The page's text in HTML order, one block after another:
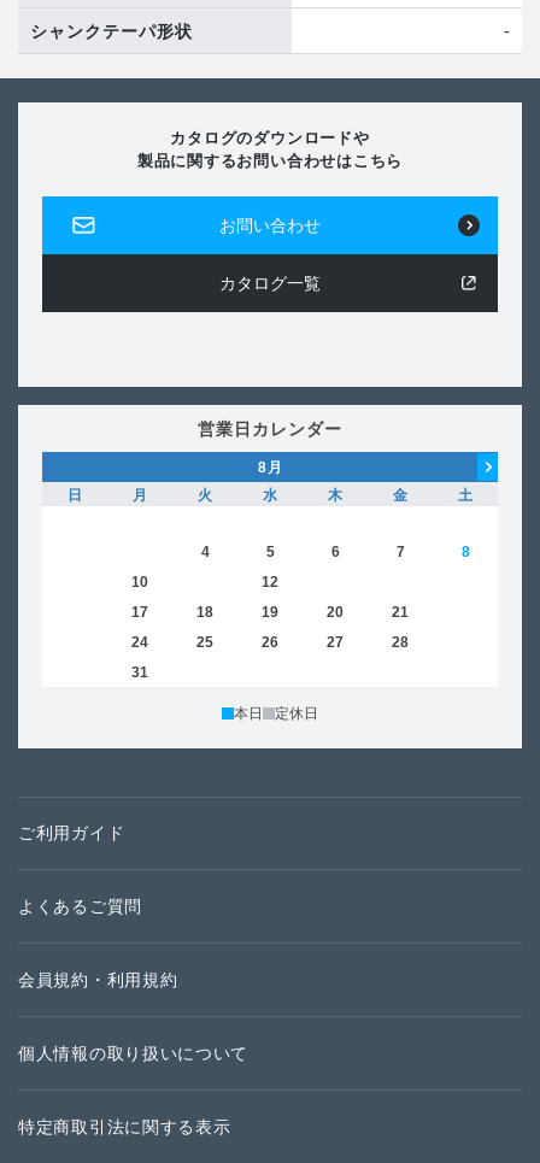
シャンクテーパ形状 -
カタログのダウンロードや
製品に関するお問い合わせはこちら
お問い合わせ
カタログ一覧
営業日カレンダー
8月
日
月 火 水 木 金
土
4 5 6 7
8
10 12
17 18 19 20 21
24 25 26 27 28
31
本日 定休日
ご利用ガイド
よくあるご質問
会員規約・利用規約
個人情報の取り扱いについて
特定商取引法に関する表示